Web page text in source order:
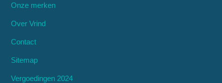
Onze merken
Over Vrind
Contact
Sitemap
Vergoedingen 2024